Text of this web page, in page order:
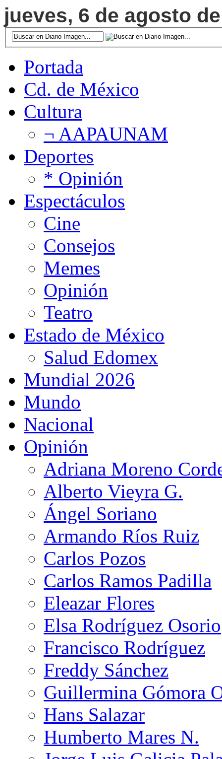
jueves, 6 de agosto
Portada
Cd. de México
Cultura
¬ AAPAUNAM
Deportes
* Opinión
Espectáculos
Cine
Consejos
Memes
Opinión
Teatro
Estado de México
Salud Edomex
Mundial 2026
Mundo
Nacional
Opinión
Adriana Moreno
Alberto Vieyra G.
Ángel Soriano
Armando Ríos Ruiz
Carlos Pozos
Carlos Ramos Padilla
Eleazar Flores
Elsa Rodríguez Osorio
Francisco Rodríguez
Freddy Sánchez
Guillermina Gómora
Hans Salazar
Humberto Mares N.